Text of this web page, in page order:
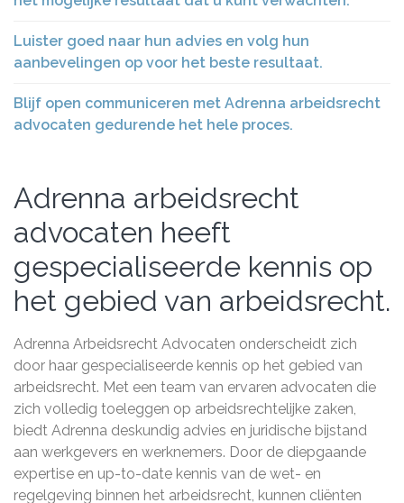
Luister goed naar hun advies en volg hun
aanbevelingen op voor het beste resultaat.
Blijf open communiceren met Adrenna arbeidsrecht
advocaten gedurende het hele proces.
Adrenna arbeidsrecht
advocaten heeft
gespecialiseerde kennis op
het gebied van arbeidsrecht.
Adrenna Arbeidsrecht Advocaten onderscheidt zich
door haar gespecialiseerde kennis op het gebied van
arbeidsrecht. Met een team van ervaren advocaten die
zich volledig toeleggen op arbeidsrechtelijke zaken,
biedt Adrenna deskundig advies en juridische bijstand
aan werkgevers en werknemers. Door de diepgaande
expertise en up-to-date kennis van de wet- en
regelgeving binnen het arbeidsrecht, kunnen cliënten